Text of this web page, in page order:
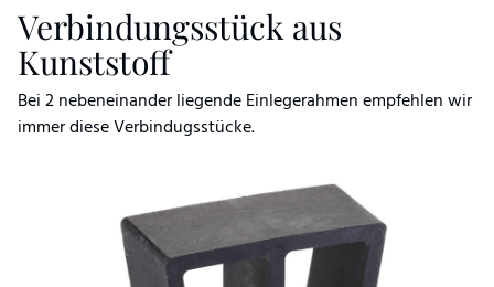
Verbindungsstück aus
Kunststoff
Bei 2 nebeneinander liegende Einlegerahmen empfehlen wir
immer diese Verbindugsstücke.